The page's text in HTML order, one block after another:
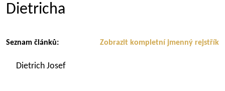
Dietricha
Zobrazit kompletní jmenný rejstřík
Seznam článků:
Dietrich Josef